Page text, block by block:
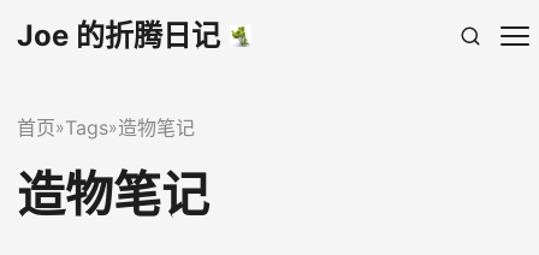
Joe 的折腾日记
首页»Tags»造物笔记
造物笔记